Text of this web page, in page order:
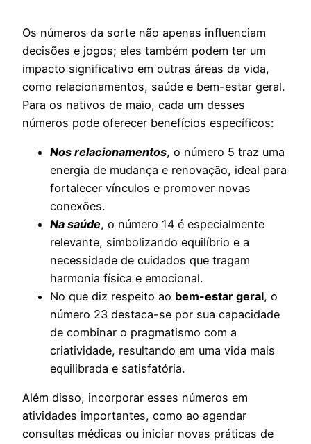
Os números da sorte não apenas influenciam
decisões e jogos; eles também podem ter um
impacto significativo em outras áreas da vida,
como relacionamentos, saúde e bem-estar geral.
Para os nativos de maio, cada um desses
números pode oferecer benefícios específicos:
Nos relacionamentos, o número 5 traz uma
energia de mudança e renovação, ideal para
fortalecer vínculos e promover novas
conexões.
Na saúde, o número 14 é especialmente
relevante, simbolizando equilíbrio e a
necessidade de cuidados que tragam
harmonia física e emocional.
No que diz respeito ao bem-estar geral, o
número 23 destaca-se por sua capacidade
de combinar o pragmatismo com a
criatividade, resultando em uma vida mais
equilibrada e satisfatória.
Além disso, incorporar esses números em
atividades importantes, como ao agendar
consultas médicas ou iniciar novas práticas de